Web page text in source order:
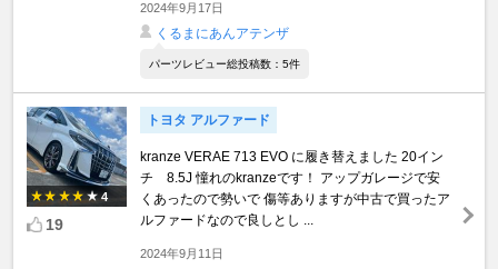
2024年9月17日
くるまにあんアテンザ
パーツレビュー総投稿数：5件
4
19
トヨタ アルファード
kranze VERAE 713 EVO に履き替えました 20イン
チ 8.5J 憧れのkranzeです！ アップガレージで安
くあったので勢いで 傷等ありますが中古で買ったア
ルファードなので良しとし ...
2024年9月11日